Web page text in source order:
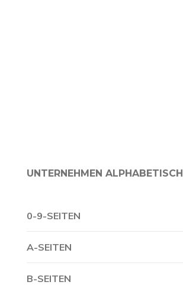
UNTERNEHMEN ALPHABETISCH
0-9-SEITEN
A-SEITEN
B-SEITEN